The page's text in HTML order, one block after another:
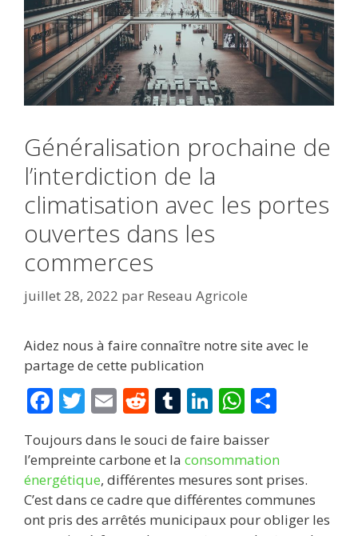
Généralisation prochaine de
l’interdiction de la
climatisation avec les portes
ouvertes dans les
commerces
juillet 28, 2022 par Reseau Agricole
Aidez nous à faire connaître notre site avec le
partage de cette publication
F
e
b
o
o
T
itt
er
E
ai
l
R
d
di
t
T
m
bl
r
Li
k
e
dI
n
W
at
s
A
p
ta
g
er
Toujours dans le souci de faire baisser
l’empreinte carbone et la consommation
énergétique, différentes mesures sont prises.
C’est dans ce cadre que différentes communes
ont pris des arrêtés municipaux pour obliger les